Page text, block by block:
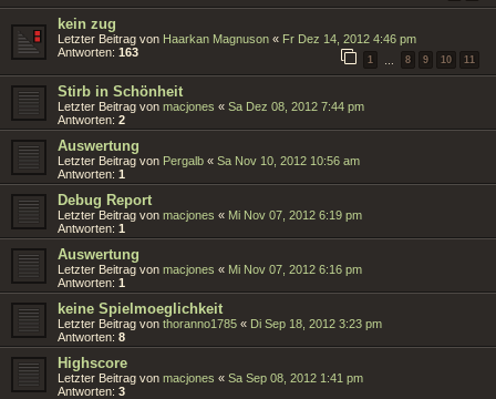
kein zug
Letzter Beitrag von Haarkan Magnuson « Fr Dez 14, 2012 4:46 pm
Antworten: 163
1 8 9 10 11
Stirb in Schönheit
Letzter Beitrag von macjones « Sa Dez 08, 2012 7:44 pm
Antworten: 2
Auswertung
Letzter Beitrag von Pergalb « Sa Nov 10, 2012 10:56 am
Antworten: 1
Debug Report
Letzter Beitrag von macjones « Mi Nov 07, 2012 6:19 pm
Antworten: 1
Auswertung
Letzter Beitrag von macjones « Mi Nov 07, 2012 6:16 pm
Antworten: 1
keine Spielmoeglichkeit
Letzter Beitrag von thoranno1785 « Di Sep 18, 2012 3:23 pm
Antworten: 8
Highscore
Letzter Beitrag von macjones « Sa Sep 08, 2012 1:41 pm
Antworten: 3